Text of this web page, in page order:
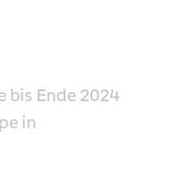
bis Ende 2024
in